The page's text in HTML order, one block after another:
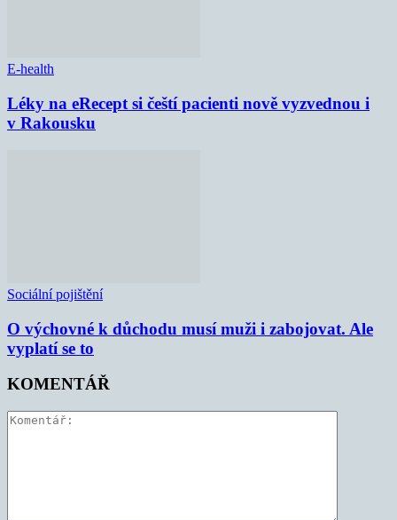
E-health
Léky na eRecept si čeští pacienti nově vyzvednou i
v Rakousku
Sociální pojištění
O výchovné k důchodu musí muži i zabojovat. Ale
vyplatí se to
KOMENTÁŘ